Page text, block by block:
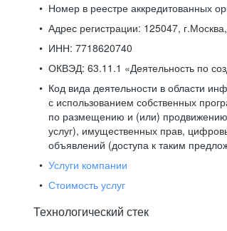
Номер в реестре аккредитованных
Адрес регистрации: 125047,
ИНН: 7718620740
ОКВЭД: 63.11.1 «Деятельность по
Код вида деятельности в области
с использованием собственных
по размещению и (или) продвижению
услуг), имущественных прав,
объявлений (доступа к таким
Услуги компании
Стоимость услуг
Технологический стек